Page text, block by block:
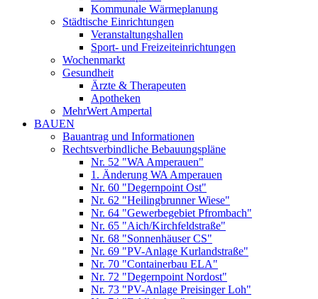
Kommunale Wärmeplanung
Städtische Einrichtungen
Veranstaltungshallen
Sport- und Freizeiteinrichtungen
Wochenmarkt
Gesundheit
Ärzte & Therapeuten
Apotheken
MehrWert Ampertal
BAUEN
Bauantrag und Informationen
Rechtsverbindliche Bebauungspläne
Nr. 52 "WA Amperauen"
1. Änderung WA Amperauen
Nr. 60 "Degernpoint Ost"
Nr. 62 "Heilingbrunner Wiese"
Nr. 64 "Gewerbegebiet Pfrombach"
Nr. 65 "Aich/Kirchfeldstraße"
Nr. 68 "Sonnenhäuser CS"
Nr. 69 "PV-Anlage Kurlandstraße"
Nr. 70 "Containerbau ELA"
Nr. 72 "Degernpoint Nordost"
Nr. 73 "PV-Anlage Preisinger Loh"